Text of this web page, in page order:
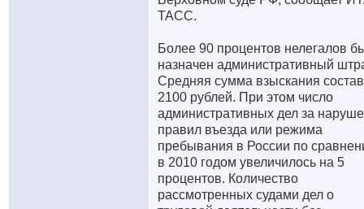
ТАСС.
Более 90 процентов нелегалов
назначен административный
Средняя сумма взыскания
2100 рублей. При этом число
административных дел за
правил въезда или режима
пребывания в России по
в 2010 годом увеличилось на 5
процентов. Количество
рассмотренных судами дел о